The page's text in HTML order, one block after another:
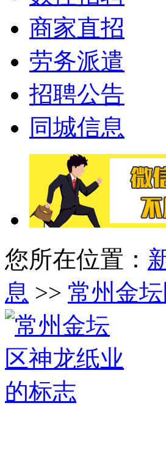
商家直招
劳务派遣
招聘公告
同城信息
您所在位置：
息 >> 常州金